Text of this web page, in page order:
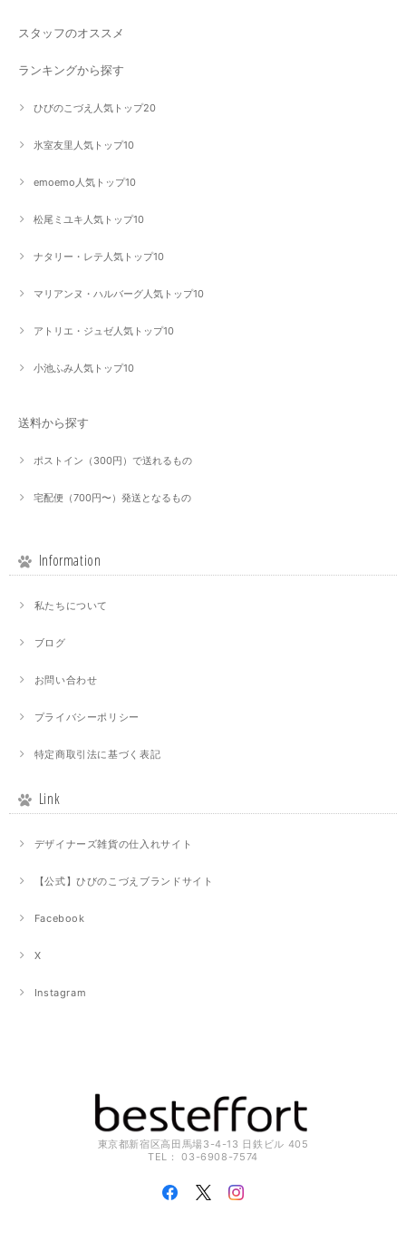
スタッフのオススメ
ランキングから探す
ひびのこづえ人気トップ20
氷室友里人気トップ10
emoemo人気トップ10
松尾ミユキ人気トップ10
ナタリー・レテ人気トップ10
マリアンヌ・ハルバーグ人気トップ10
アトリエ・ジュゼ人気トップ10
小池ふみ人気トップ10
送料から探す
ポストイン（300円）で送れるもの
宅配便（700円〜）発送となるもの
Information
私たちについて
ブログ
お問い合わせ
プライバシーポリシー
特定商取引法に基づく表記
Link
デザイナーズ雑貨の仕入れサイト
【公式】ひびのこづえブランドサイト
Facebook
X
Instagram
東京都新宿区高田馬場3-4-13 日鉄ビル 405
TEL： 03-6908-7574